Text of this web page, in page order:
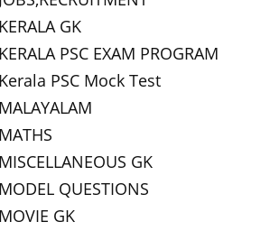
KERALA GK
KERALA PSC EXAM PROGRAM
Kerala PSC Mock Test
MALAYALAM
MATHS
MISCELLANEOUS GK
MODEL QUESTIONS
MOVIE GK